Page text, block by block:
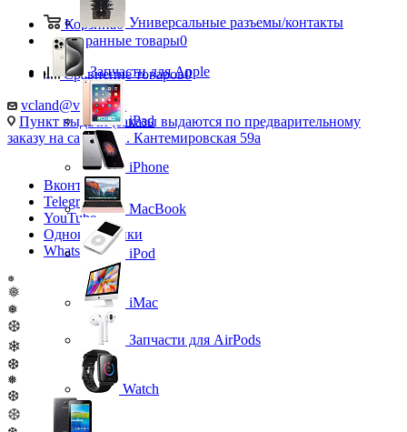
Корзина0
Избранные товары0
Сравнение товаров0
vcland@vcland.ru
Пункт выдачи (заказы выдаются по предварительному
заказу на сайте), ул. Кантемировская 59а
Вконтакте
Telegram
YouTube
Одноклассники
WhatsApp
❅
❅
❅
❆
❄
❆
❅
❆
❆
Универсальные разъемы/контакты
Запчасти для Apple
iPad
iPhone
MacBook
iPod
iMac
Запчасти для AirPods
Watch